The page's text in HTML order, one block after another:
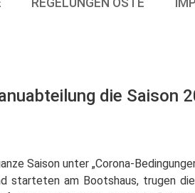
REGELUNGEN OSTE
die Saison
Saison unter „Corona-
starteten am Bootshaus, trugen